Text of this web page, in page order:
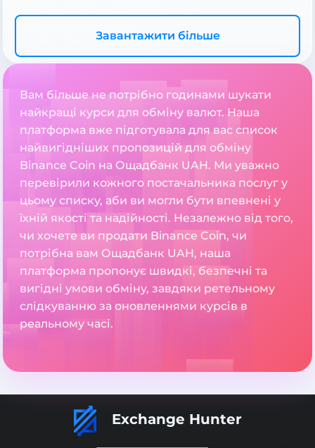
Завантажити більше
Вам більше не потрібно годинами шукати
найкращі курси для обміну валют. Наша
платформа вже підготувала для вас список
найвигідніших пропозицій для обміну
Binance Coin на Ощадбанк UAH. Ми уважно
перевірили кожного постачальника послуг у
цьому списку, аби ви могли бути впевнені у
їхній якості та надійності. Незалежно від того,
чи хочете ви продати Binance Coin, чи
потрібна вам Ощадбанк UAH, наша
платформа пропонує швидкі, безпечні та
вигідні умови обміну, завдяки ретельному
слідкуванню за оновленнями курсів в
реальному часі.
Exchange Hunter